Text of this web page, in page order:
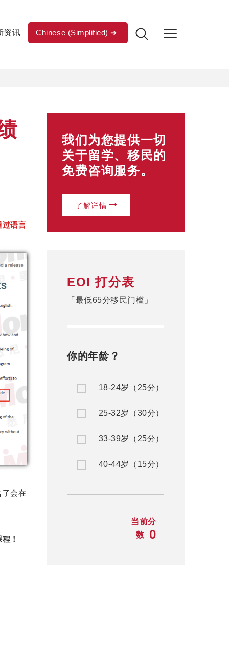
资讯 Chinese (Simplified)
过语言
了会在
！
我们为您提供一切
关于留学、移民的
免费咨询服务。
了解详情
EOI 打分表
「最低65分移民门槛」
你的年龄？
18-24岁（25分）
25-32岁（30分）
33-39岁（25分）
40-44岁（15分）
当前分
数
0